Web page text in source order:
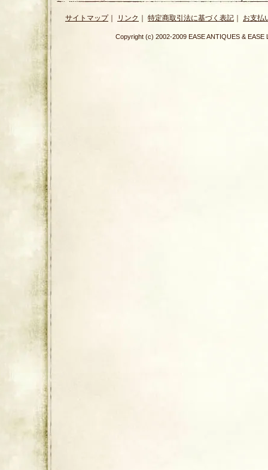
サイトマップ｜ リンク 特定商取引法に基づく表記 お支払
Copyright (c) 2002-2009 EASE ANTIQUES &